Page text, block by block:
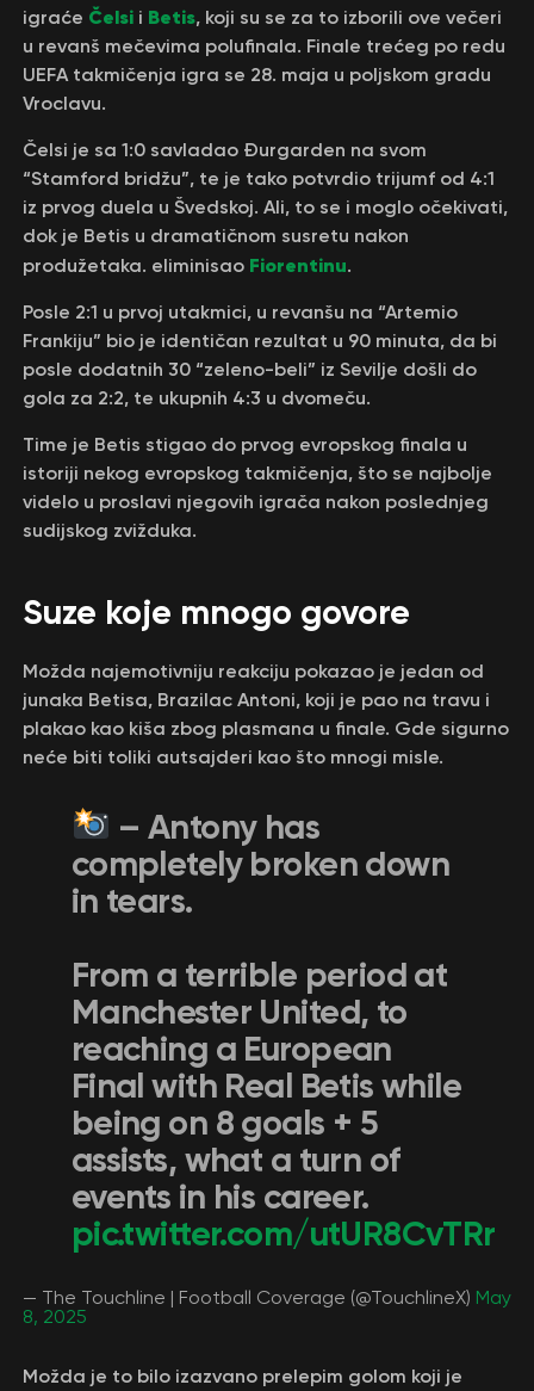
igraće Čelsi i Betis, koji su se za to izborili ove večeri
u revanš mečevima polufinala. Finale trećeg po redu
UEFA takmičenja igra se 28. maja u poljskom gradu
Vroclavu.
Čelsi je sa 1:0 savladao Đurgarden na svom
“Stamford bridžu”, te je tako potvrdio trijumf od 4:1
iz prvog duela u Švedskoj. Ali, to se i moglo očekivati,
dok je Betis u dramatičnom susretu nakon
produžetaka. eliminisao Fiorentinu.
Posle 2:1 u prvoj utakmici, u revanšu na “Artemio
Frankiju” bio je identičan rezultat u 90 minuta, da bi
posle dodatnih 30 “zeleno-beli” iz Sevilje došli do
gola za 2:2, te ukupnih 4:3 u dvomeču.
Time je Betis stigao do prvog evropskog finala u
istoriji nekog evropskog takmičenja, što se najbolje
videlo u proslavi njegovih igrača nakon poslednjeg
sudijskog zvižduka.
Suze koje mnogo govore
Možda najemotivniju reakciju pokazao je jedan od
junaka Betisa, Brazilac Antoni, koji je pao na travu i
plakao kao kiša zbog plasmana u finale. Gde sigurno
neće biti toliki autsajderi kao što mnogi misle.
– Antony has
completely broken down
in tears.
From a terrible period at
Manchester United, to
reaching a European
Final with Real Betis while
being on 8 goals + 5
assists, what a turn of
events in his career.
pic.twitter.com/utUR8CvTRr
— The Touchline | Football Coverage (@TouchlineX) May
8, 2025
Možda je to bilo izazvano prelepim golom koji je